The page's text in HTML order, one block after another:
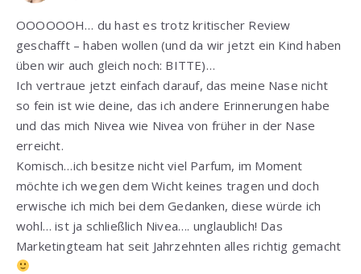
OOOOOOH… du hast es trotz kritischer Review
geschafft – haben wollen (und da wir jetzt ein Kind haben
üben wir auch gleich noch: BITTE)…
Ich vertraue jetzt einfach darauf, das meine Nase nicht
so fein ist wie deine, das ich andere Erinnerungen habe
und das mich Nivea wie Nivea von früher in der Nase
erreicht.
Komisch…ich besitze nicht viel Parfum, im Moment
möchte ich wegen dem Wicht keines tragen und doch
erwische ich mich bei dem Gedanken, diese würde ich
wohl… ist ja schließlich Nivea…. unglaublich! Das
Marketingteam hat seit Jahrzehnten alles richtig gemacht